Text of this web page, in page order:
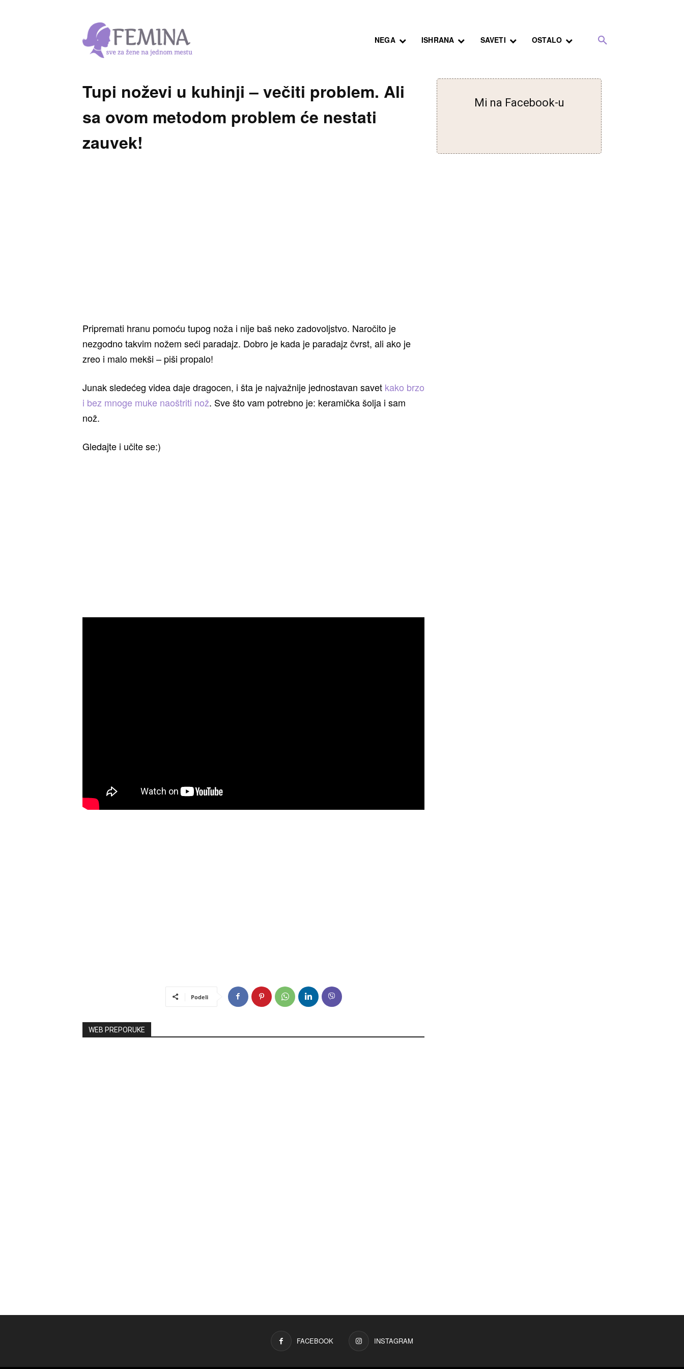
NEGA ISHRANA SAVETI OSTALO
Tupi noževi u kuhinji – večiti problem. Ali
sa ovom metodom problem će nestati
zauvek!
Pripremati hranu pomoću tupog noža i nije baš neko zadovoljstvo. Naročito je
nezgodno takvim nožem seći paradajz. Dobro je kada je paradajz čvrst, ali ako je
zreo i malo mekši – piši propalo!
Junak sledećeg videa daje dragocen, i šta je najvažnije jednostavan savet kako brzo
i bez mnoge muke naoštriti nož. Sve što vam potrebno je: keramička šolja i sam
nož.
Gledajte i učite se:)
Podeli
WEB PREPORUKE
Mi na Facebook-u
FACEBOOK INSTAGRAM